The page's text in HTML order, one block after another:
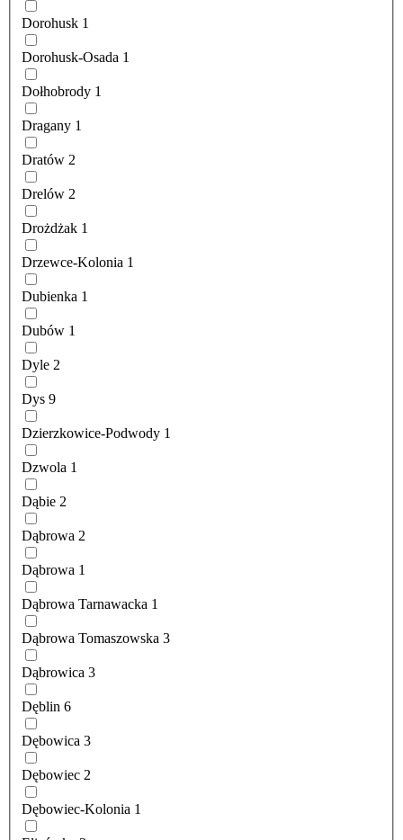
Dorohusk 1
Dorohusk-Osada 1
Dołhobrody 1
Dragany 1
Dratów 2
Drelów 2
Drożdżak 1
Drzewce-Kolonia 1
Dubienka 1
Dubów 1
Dyle 2
Dys 9
Dzierzkowice-Podwody 1
Dzwola 1
Dąbie 2
Dąbrowa 2
Dąbrowa 1
Dąbrowa Tarnawacka 1
Dąbrowa Tomaszowska 3
Dąbrowica 3
Dęblin 6
Dębowica 3
Dębowiec 2
Dębowiec-Kolonia 1